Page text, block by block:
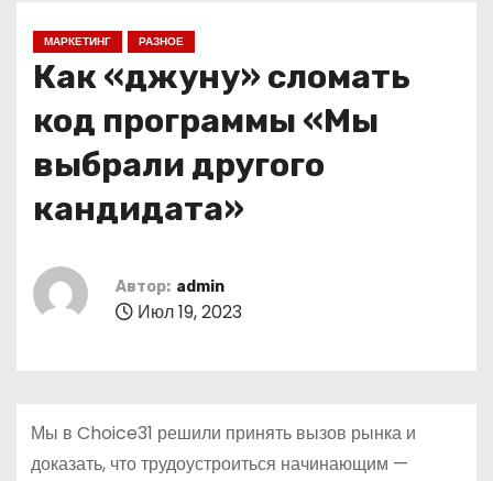
МАРКЕТИНГ РАЗНОЕ
Как «джуну» сломать
код программы «Мы
выбрали другого
кандидата»
Автор: admin
Июл 19, 2023
Мы в Choice31 решили принять вызов рынка и
доказать, что трудоустроиться начинающим —